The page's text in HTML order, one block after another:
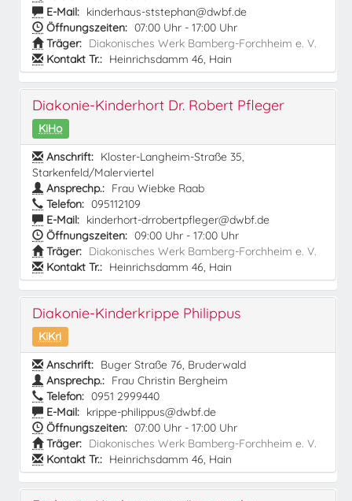
E-Mail: kinderhaus-ststephan@dwbf.de
Öffnungszeiten: 07:00 Uhr - 17:00 Uhr
Träger: Diakonisches Werk Bamberg-Forchheim e. V.
Kontakt Tr.: Heinrichsdamm 46, Hain
Diakonie-Kinderhort Dr. Robert Pfleger
KiHo
Anschrift: Kloster-Langheim-Straße 35,
Starkenfeld/Malerviertel
Ansprechp.: Frau Wiebke Raab
Telefon: 095112109
E-Mail: kinderhort-drrobertpfleger@dwbf.de
Öffnungszeiten: 09:00 Uhr - 17:00 Uhr
Träger: Diakonisches Werk Bamberg-Forchheim e. V.
Kontakt Tr.: Heinrichsdamm 46, Hain
Diakonie-Kinderkrippe Philippus
KiKri
Anschrift: Buger Straße 76, Bruderwald
Ansprechp.: Frau Christin Bergheim
Telefon: 0951 2999440
E-Mail: krippe-philippus@dwbf.de
Öffnungszeiten: 07:00 Uhr - 17:00 Uhr
Träger: Diakonisches Werk Bamberg-Forchheim e. V.
Kontakt Tr.: Heinrichsdamm 46, Hain